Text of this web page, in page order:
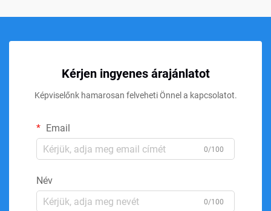
Kérjen ingyenes árajánlatot
Képviselőnk hamarosan felveheti Önnel a kapcsolatot.
Email
0/100
Név
0/100